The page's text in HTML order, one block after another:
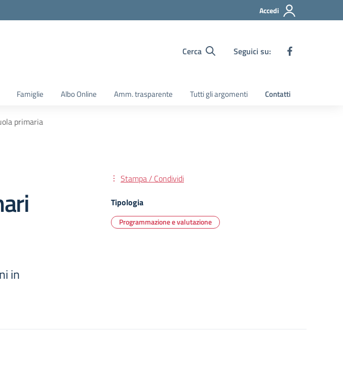
Accedi
Cerca Seguici su:
Famiglie Albo Online Amm. trasparente Tutti gli argomenti Contatti
primaria
in
Stampa / Condividi
Tipologia
Programmazione e valutazione